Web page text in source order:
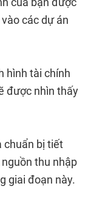
các dự án
hình tài chính
được nhìn thấy
chuẩn bị tiết
thu nhập
giai đoạn này.